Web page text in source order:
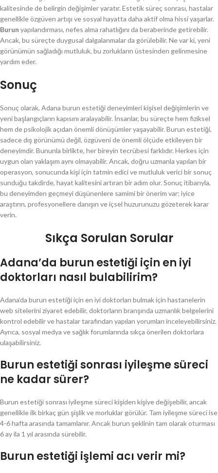
kalitesinde de belirgin değişimler yaratır. Estetik süreç sonrası, hastalar
genellikle özgüven artışı ve sosyal hayatta daha aktif olma hissi yaşarlar.
Burun yapılandırması, nefes alma rahatlığını da beraberinde getirebilir.
Ancak, bu süreçte duygusal dalgalanmalar da görülebilir. Ne var ki, yeni
görünümün sağladığı mutluluk, bu zorlukların üstesinden gelinmesine
yardım eder.
Sonuç
Sonuç olarak, Adana burun estetiği deneyimleri kişisel değişimlerin ve
yeni başlangıçların kapısını aralayabilir. İnsanlar, bu süreçte hem fiziksel
hem de psikolojik açıdan önemli dönüşümler yaşayabilir. Burun estetiği,
sadece dış görünümü değil, özgüveni de önemli ölçüde etkileyen bir
deneyimdir. Bununla birlikte, her bireyin tecrübesi farklıdır. Herkes için
uygun olan yaklaşım aynı olmayabilir. Ancak, doğru uzmanla yapılan bir
operasyon, sonucunda kişi için tatmin edici ve mutluluk verici bir sonuç
sunduğu takdirde, hayat kalitesini artıran bir adım olur. Sonuç itibarıyla,
bu deneyimden geçmeyi düşünenlere samimi bir önerim var; iyice
araştırın, profesyonellere danışın ve içsel huzurunuzu gözeterek karar
verin.
Sıkça Sorulan Sorular
Adana’da burun estetiği için en iyi
doktorları nasıl bulabilirim?
Adana’da burun estetiği için en iyi doktorları bulmak için hastanelerin
web sitelerini ziyaret edebilir, doktorların branşında uzmanlık belgelerini
kontrol edebilir ve hastalar tarafından yapılan yorumları inceleyebilirsiniz.
Ayrıca, sosyal medya ve sağlık forumlarında sıkça önerilen doktorlara
ulaşabilirsiniz.
Burun estetiği sonrası iyileşme süreci
ne kadar sürer?
Burun estetiği sonrası iyileşme süreci kişiden kişiye değişebilir, ancak
genellikle ilk birkaç gün şişlik ve morluklar görülür. Tam iyileşme süreci ise
4-6 hafta arasında tamamlanır. Ancak burun şeklinin tam olarak oturması
6 ay ila 1 yıl arasında sürebilir.
Burun estetiği işlemi acı verir mi?